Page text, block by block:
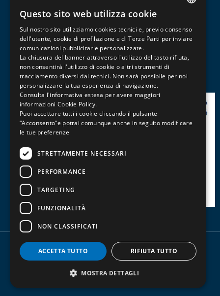
Turismo
Contabilità e Amministrazione del Personale
Informatica, Grafica e Cad
Management, Marketing, Comunicazione e Social
Media
Patentini, Abilitazioni e Professioni
Copyright - P.IVA 00829580364 -Privacy policy-
Trasparenza contributi pubblici
ENGLISH
Questo sito web utilizza cookie
Sul nostro sito utilizziamo cookies tecnici e, previo consenso
dell'utente, cookie di profilazione e di Terze Parti per inviare
comunicazioni pubblicitarie personalizzate.
La chiusura del banner attraverso l'utilizzo del tasto rifiuta,
non consentirà l'utilizzo di cookie o altri strumenti di
tracciamento diversi dai tecnici. Non sarà possibile per noi
personalizzare la tua esperienza di navigazione.
Consulta l'informativa estesa per avere maggiori
informazioni Cookie Policy.
Puoi accettare tutti i cookie cliccando il pulsante
“Acconsento”e potrai comunque anche in seguito modificare
le tue preferenze
STRETTAMENTE NECESSARI
PERFORMANCE
TARGETING
FUNZIONALITÀ
NON CLASSIFICATI
ACCETTA TUTTO RIFIUTA TUTTO
MOSTRA DETTAGLI